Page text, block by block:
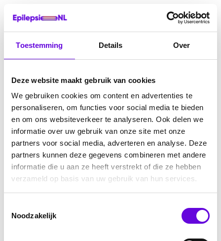
Toestemming Details Over
Deze website maakt gebruik van cookies
We gebruiken cookies om content en advertenties te
personaliseren, om functies voor social media te bieden
en om ons websiteverkeer te analyseren. Ook delen we
informatie over uw gebruik van onze site met onze
partners voor social media, adverteren en analyse. Deze
partners kunnen deze gegevens combineren met andere
informatie die u aan ze heeft verstrekt of die ze hebben
verzameld op basis van uw gebruik van hun services.
Noodzakelijk